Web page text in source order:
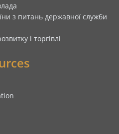
з питань державної служби
і торгівлі